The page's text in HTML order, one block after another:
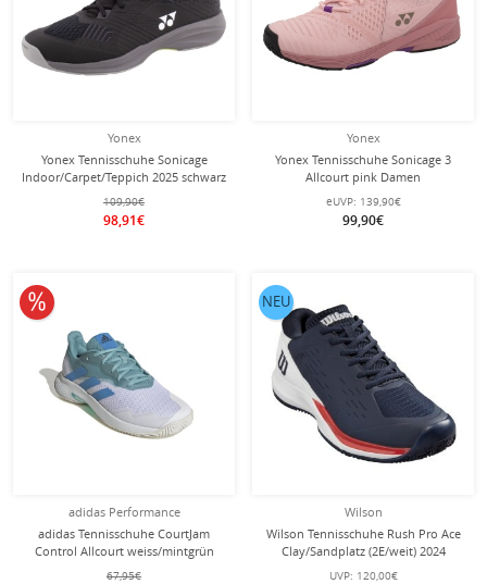
Yonex
Yonex Tennisschuhe Sonicage
Indoor/Carpet/Teppich 2025 schwarz
Herren
109,90€
98,91€
Yonex
Yonex Tennisschuhe Sonicage 3
Allcourt pink Damen
eUVP: 139,90€
99,90€
adidas Performance
adidas Tennisschuhe CourtJam
Control Allcourt weiss/mintgrün
Herren
67,95€
10% reduziert
Wilson
Wilson Tennisschuhe Rush Pro Ace
Clay/Sandplatz (2E/weit) 2024
navyblau/weiss Herren
UVP: 120,00€
NEU